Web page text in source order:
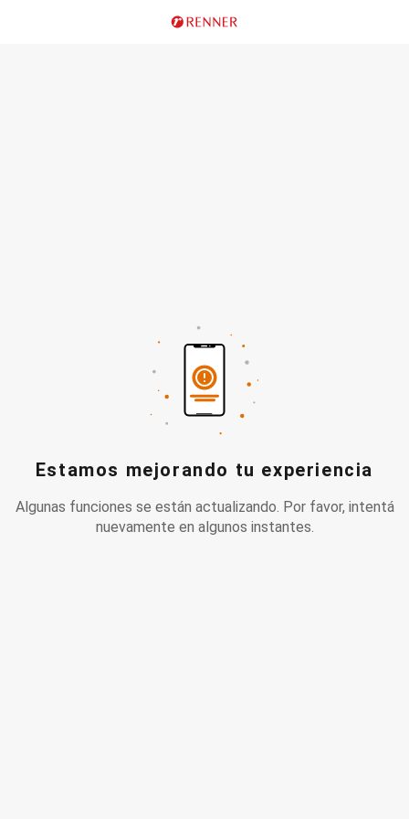
Estamos mejorando tu experiencia
Algunas funciones se están actualizando. Por favor, intentá
nuevamente en algunos instantes.